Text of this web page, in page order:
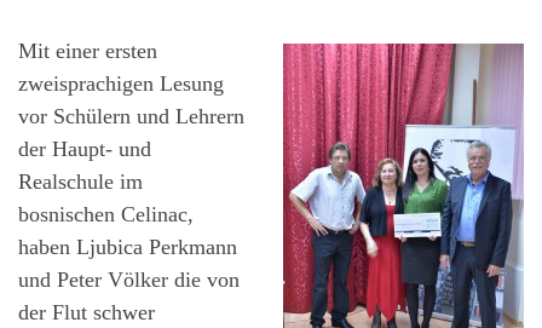
Mit einer ersten
zweisprachigen Lesung
vor Schülern und Lehrern
der Haupt- und
Realschule im
bosnischen Celinac,
haben Ljubica Perkmann
und Peter Völker die von
der Flut schwer